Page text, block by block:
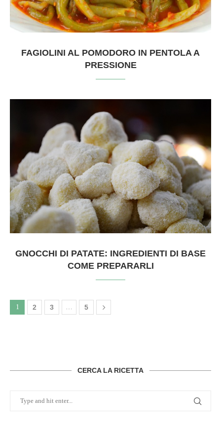
FAGIOLINI AL POMODORO IN PENTOLA A
PRESSIONE
GNOCCHI DI PATATE: INGREDIENTI DI BASE
COME PREPARARLI
1 2 3 5
CERCA LA RICETTA